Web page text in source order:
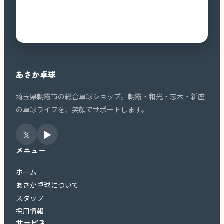
あさか卓球
埼玉県朝霞市の総合卓球ショップ。朝霞・和光・志木・新座
の卓球ライフを、笑顔でサポートします。
𝕏 ▶
メニュー
ホーム
あさか卓球について
スタッフ
採用情報